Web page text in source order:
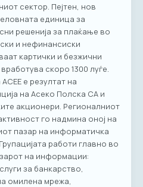
сектор. Пејтен, нов
единица за
решенија за плаќање во
и нефинансиски
картички и безжични
скоро 1300 луѓе.
е резултат на
на Асеко Полска СА и
акционери. Регионалниот
го надмина оној на
пазар на информатичка
работи главно во
на информации:
за банкарство,
омилена мрежа,